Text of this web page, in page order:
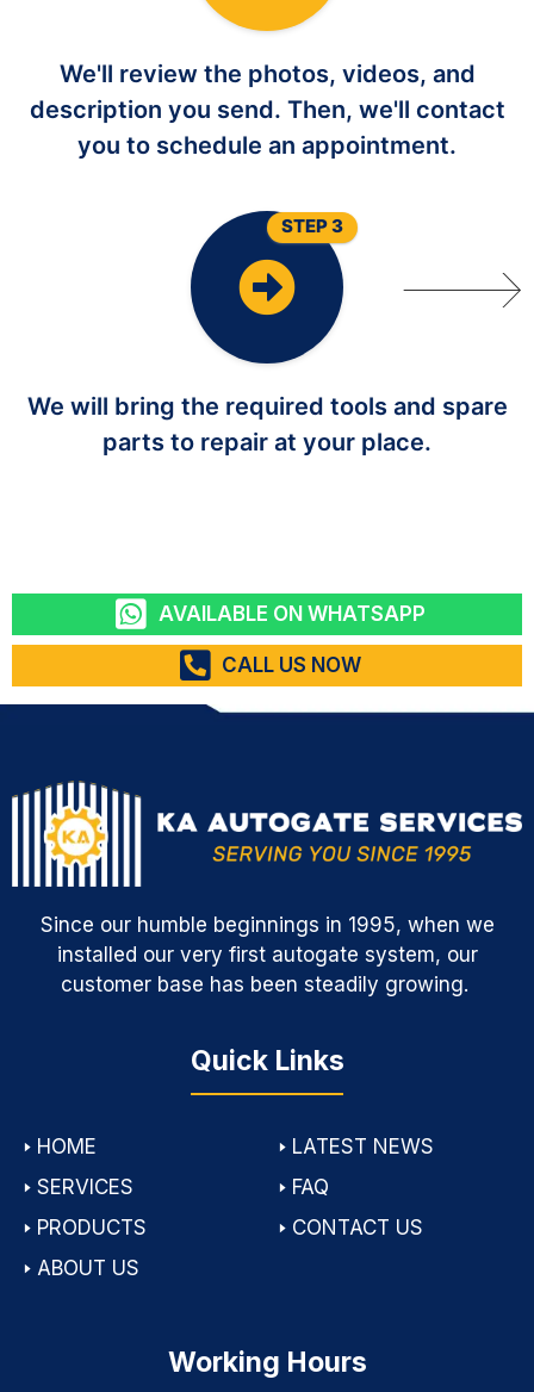
We'll review the photos, videos, and
description you send. Then, we'll contact
you to schedule an appointment.
We will bring the required tools and spare
parts to repair at your place.
STEP 3
AVAILABLE ON WHATSAPP
CALL US NOW
Since our humble beginnings in 1995, when we
installed our very first autogate system, our
customer base has been steadily growing.
Quick Links
🢒 HOME
🢒 SERVICES
🢒 PRODUCTS
🢒 ABOUT US
🢒 LATEST NEWS
🢒 FAQ
🢒 CONTACT US
Working Hours